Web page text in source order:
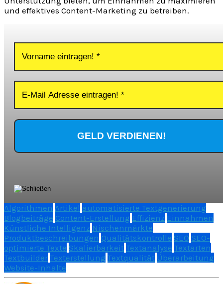
und effektives Content-Marketing zu betreiben.
Algorithmen Artikel automatisierte Textgenerierung
Blogbeiträge Content-Erstellung Effizienz Einnahmen
Künstliche Intelligenz Nischenmärkte
Produktbeschreibungen Qualitätskontrolle SEO SEO-
optimierte Texte Skalierbarkeit Textanalyse Textarten
Textbuilder Texterstellung Textqualität Überarbeitung
Website-Inhalte